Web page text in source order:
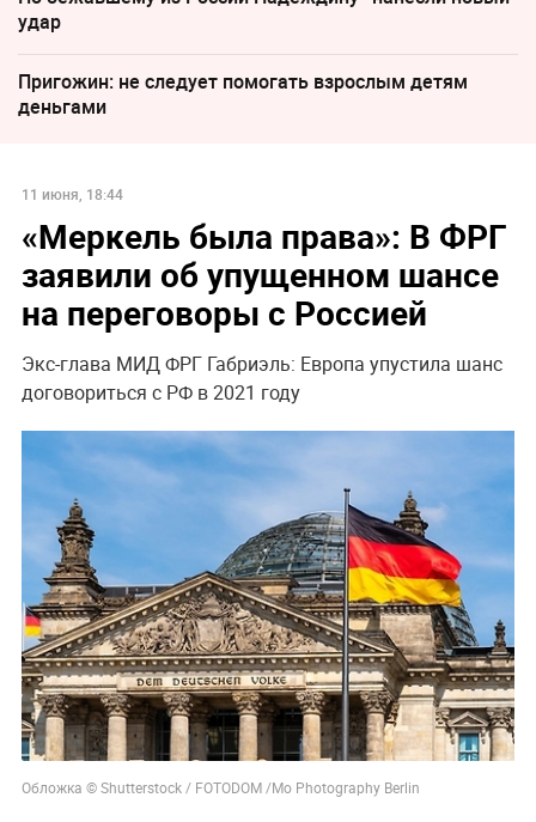
удар
Пригожин: не следует помогать взрослым детям
деньгами
11 июня, 18:44
«Меркель была права»: В ФРГ
заявили об упущенном шансе
на переговоры с Россией
Экс-глава МИД ФРГ Габриэль: Европа упустила шанс
договориться с РФ в 2021 году
Обложка © Shutterstock / FOTODOM /Mo Photography Berlin